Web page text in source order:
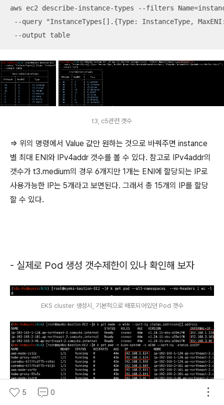
aws ec2 describe-instance-types --filters
--query "InstanceTypes[].{Type: InstanceType,
--output table
t3, c5관련 갯수
=> 위의 명령에서 Value 값만 원하는 것으로 바꿔주면 instance
별 최대 ENI와 IPv4addr 갯수를 볼 수 있다. 참고로 IPv4addr의
갯수가 t3.medium의 경우 6개지만 1개는 ENI에 할당되는 IP로
사용가능한 IP는 5개라고 보면된다. 그래서 총 15개의 IP를 할당
할 수 있다.
- 실제로 Pod 생성 갯수제한이 있나 확인해 보자
EKS cluster 생성시, 기본적으로 배포되어있던 Pod 갯수
5 0